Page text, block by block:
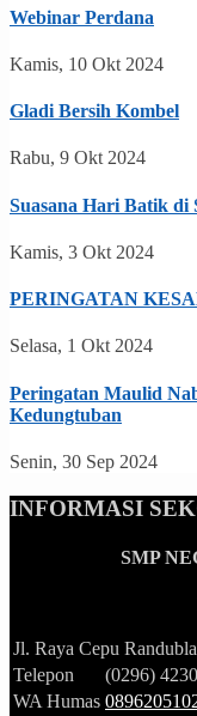
Webinar Perdana
Kamis, 10 Okt 2024
Gladi Bersih Kombel
Rabu, 9 Okt 2024
Suasana Hari Batik di
Kamis, 3 Okt 2024
PERINGATAN
Selasa, 1 Okt 2024
Peringatan Maulid
Kedungtuban
Senin, 30 Sep 2024
INFORMASI
SMP
Jl. Raya Cepu
Telepon
(0296)
WA Humas